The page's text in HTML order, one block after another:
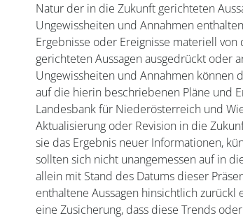
Natur der in die Zukunft gerichteten
Ungewissheiten und Annahmen
Ergebnisse oder Ereignisse materiell
gerichteten Aussagen ausgedrückt oder
Ungewissheiten und Annahmen können
auf die hierin beschriebenen Pläne und
Landesbank für Niederösterreich und
Aktualisierung oder Revision in die
sie das Ergebnis neuer Informationen,
sollten sich nicht unangemessen auf in
allein mit Stand des Datums dieser
enthaltene Aussagen hinsichtlich
eine Zusicherung, dass diese Trends